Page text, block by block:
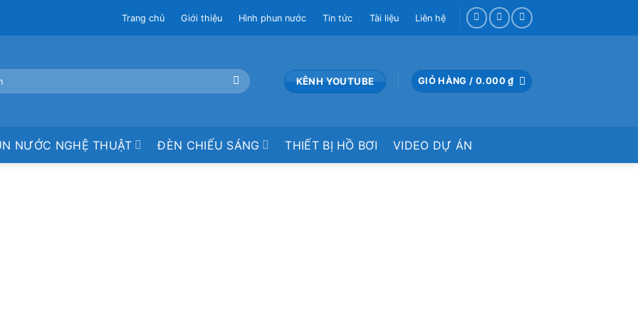
Trang chủ Giới thiệu Hình phun nước Tin tức Tài liệu Liên hệ
KÊNH YOUTUBE GIỎ HÀNG / 0.000₫
NƯỚC NGHỆ THUẬT ĐÈN CHIẾU SÁNG THIẾT BỊ HỒ BƠI VIDEO DỰ ÁN